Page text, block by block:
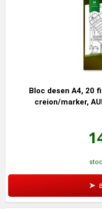
Bloc desen A4, 20
creion/marker,
➤